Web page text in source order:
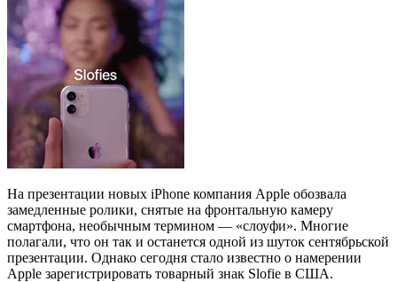
На презентации новых iPhone компания Apple обозвала
замедленные ролики, снятые на фронтальную камеру
смартфона, необычным термином — «слоуфи». Многие
полагали, что он так и останется одной из шуток сентябрьской
презентации. Однако сегодня стало известно о намерении
Apple зарегистрировать товарный знак Slofie в США.